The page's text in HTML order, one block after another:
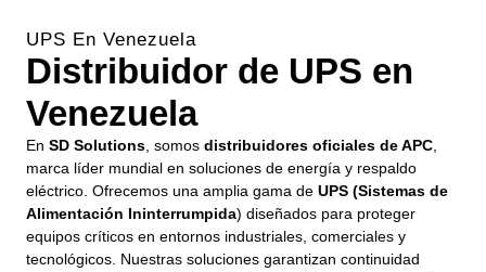
UPS En Venezuela
Distribuidor de UPS en
Venezuela
En SD Solutions , somos distribuidores oficiales de APC
marca líder mundial en soluciones de energía y respaldo
eléctrico. Ofrecemos una amplia gama de UPS (Sistemas de
Alimentación Ininterrumpida) diseñados para proteger
equipos críticos en entornos industriales, comerciales y
tecnológicos. Nuestras soluciones garantizan continuidad